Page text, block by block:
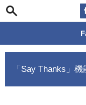
「Say Thanks」